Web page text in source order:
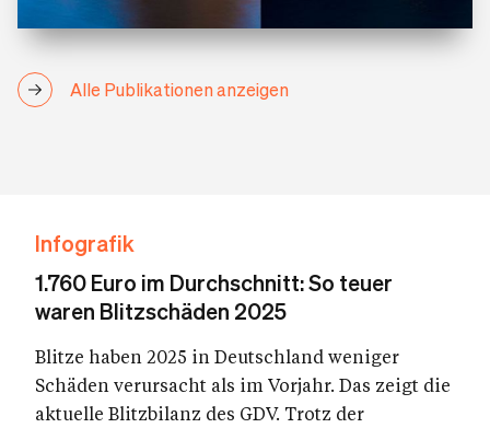
Alle Publikationen anzeigen
Infografik
1.760 Euro im Durchschnitt: So teuer
waren Blitzschäden 2025
Blitze haben 2025 in Deutschland weniger
Schäden verursacht als im Vorjahr. Das zeigt die
aktuelle Blitzbilanz des GDV. Trotz der